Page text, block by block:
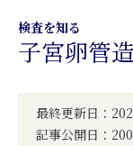
検査を知る
子宮卵管
最終更新日：
記事公開日：